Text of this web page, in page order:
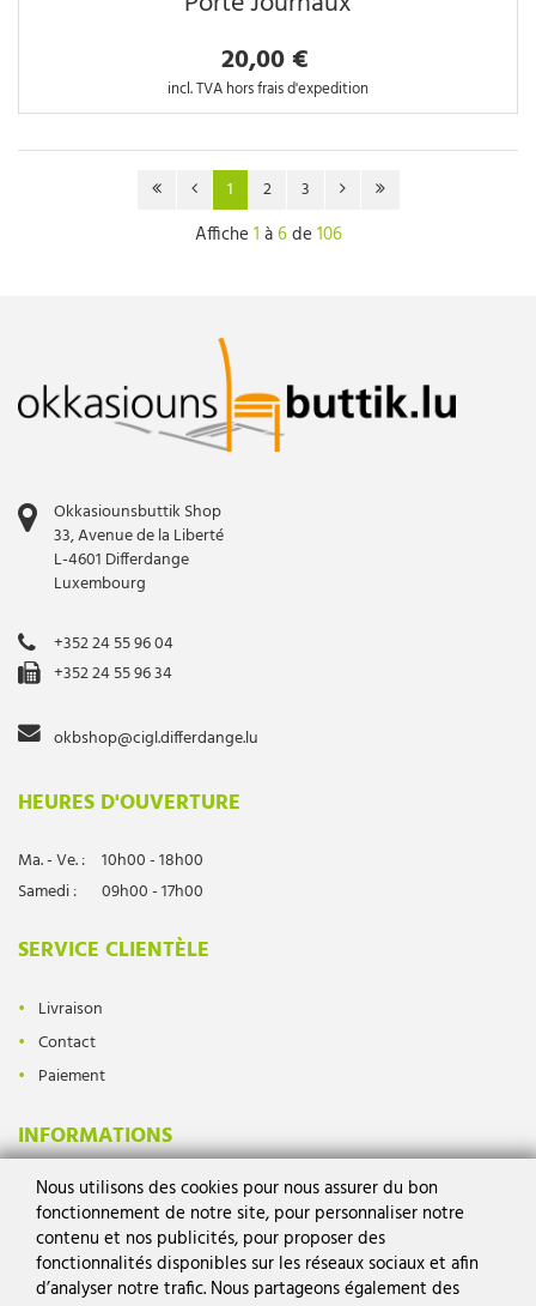
Nous utilisons des cookies pour nous assurer du bon
fonctionnement de notre site, pour personnaliser notre
contenu et nos publicités, pour proposer des
fonctionnalités disponibles sur les réseaux sociaux et afin
d’analyser notre trafic. Nous partageons également des
20,00 €
incl. TVA hors frais d'expedition
1 2 3
Affiche 1 à6de 106
Okkasiounsbuttik Shop
33, Avenue de la Liberté
L-4601 Differdange
Luxembourg
+352 24 55 96 04
+352 24 55 96 34
okbshop@cigl.differdange.lu
HEURES D'OUVERTURE
Ma. - Ve. :
10h00 - 18h00
Samedi :
09h00 - 17h00
SERVICE CLIENTÈLE
Livraison
Contact
Paiement
INFORMATIONS
Protection des données
Mentions légales
Conditions générales
Droit de rétractation